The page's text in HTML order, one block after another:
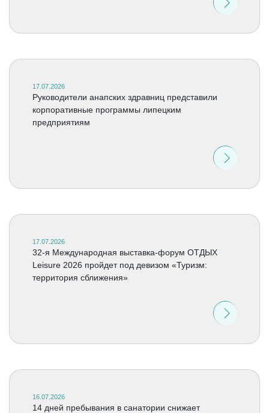
17.07.2026
Руководители анапских здравниц представили
корпоративные программы липецким
предприятиям
17.07.2026
32-я Международная выставка-форум ОТДЫХ
Leisure 2026 пройдет под девизом «Туризм:
территория сближения»
16.07.2026
14 дней пребывания в санатории снижает